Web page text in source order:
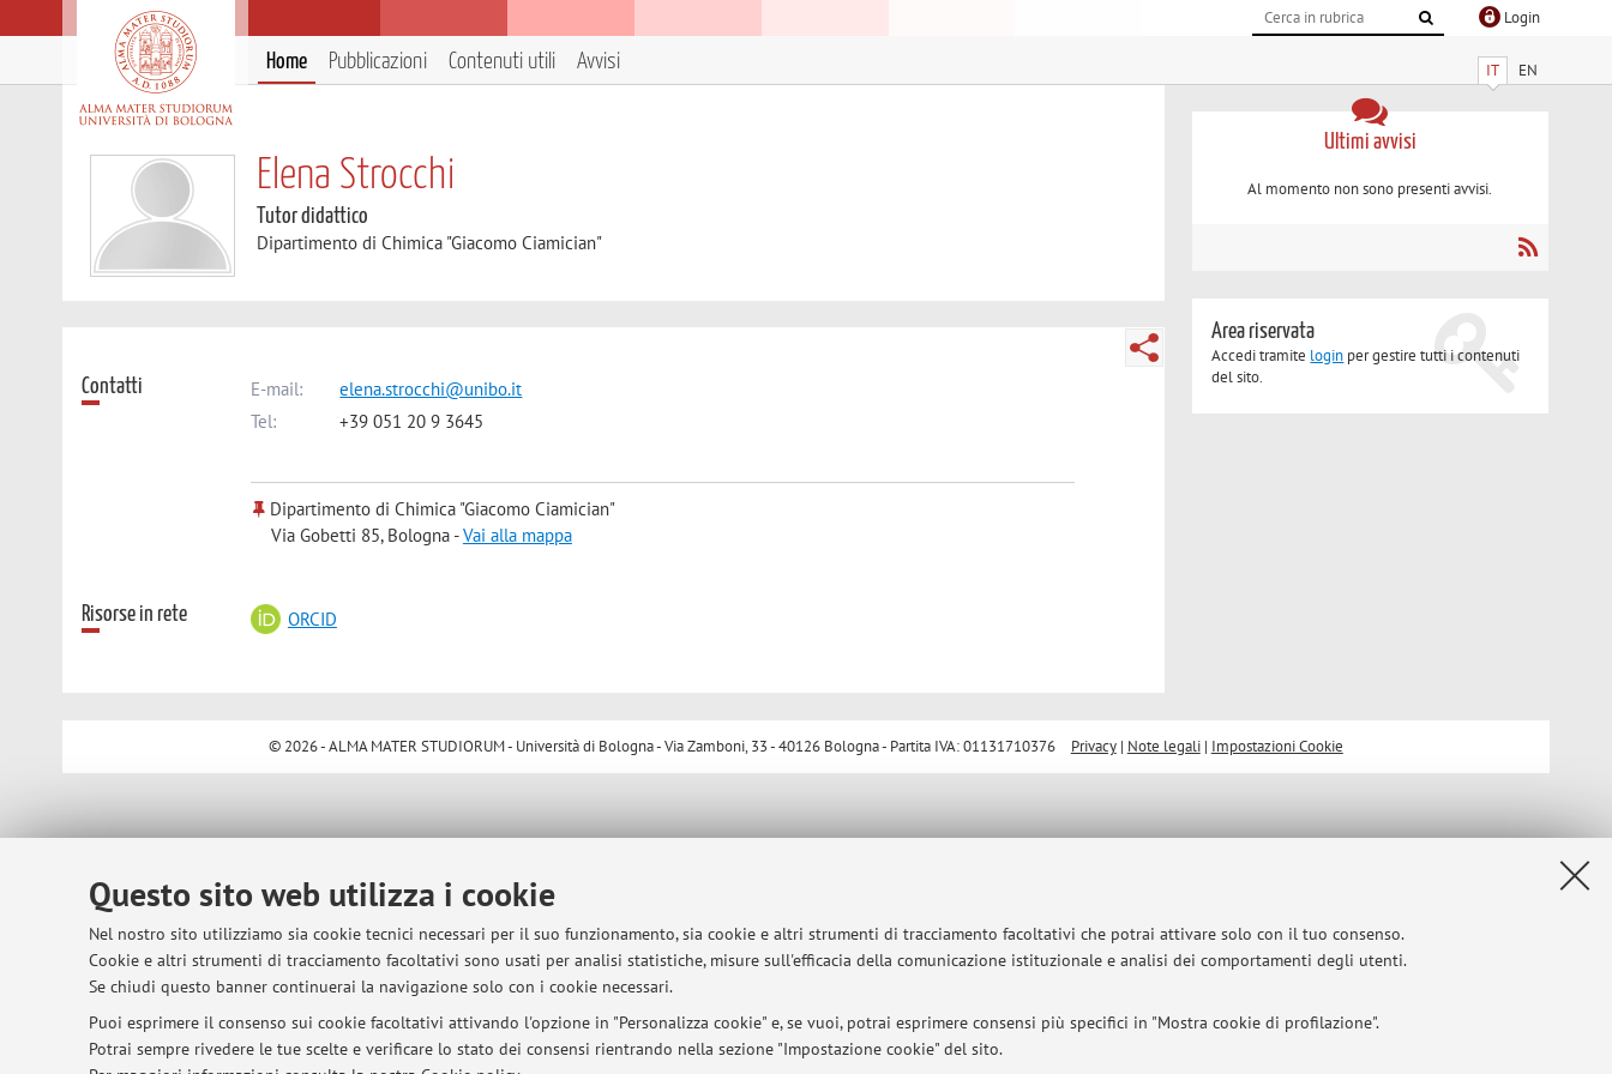
Questo sito web utilizza i cookie
Nel nostro sito utilizziamo sia cookie tecnici necessari per il suo funzionamento, sia cookie e altri strumenti di tracciamento facoltativi che potrai attivare solo con il tuo consenso.
Cookie e altri strumenti di tracciamento facoltativi sono usati per analisi statistiche, misure sull'efficacia della comunicazione istituzionale e analisi dei comportamenti degli utenti.
Se chiudi questo banner continuerai la navigazione solo con i cookie necessari.
Puoi esprimere il consenso sui cookie facoltativi attivando l'opzione in "Personalizza cookie" e, se vuoi, potrai esprimere consensi più specifici in "Mostra cookie di profilazione".
Potrai sempre rivedere le tue scelte e verificare lo stato dei consensi rientrando nella sezione "Impostazione cookie" del sito.
Login
IT EN
Home Pubblicazioni Contenuti utili Avvisi
Elena Strocchi
Tutor didattico
Dipartimento di Chimica "Giacomo Ciamician"
Contatti E-mail:
elena.strocchi@unibo.it
Tel:
+39 051 20 9 3645
Dipartimento di Chimica "Giacomo Ciamician"
Via Gobetti 85, Bologna -Vai alla mappa
Risorse in rete ORCID
Ultimi avvisi
Al momento non sono presenti avvisi.
Area riservata
Accedi tramite login per gestire tutti i contenuti
del sito.
© 2026 - ALMA MATER STUDIORUM - Università di Bologna - Via Zamboni, 33 - 40126 Bologna - Partita IVA: 01131710376 Privacy| Note legali| Impostazioni Cookie